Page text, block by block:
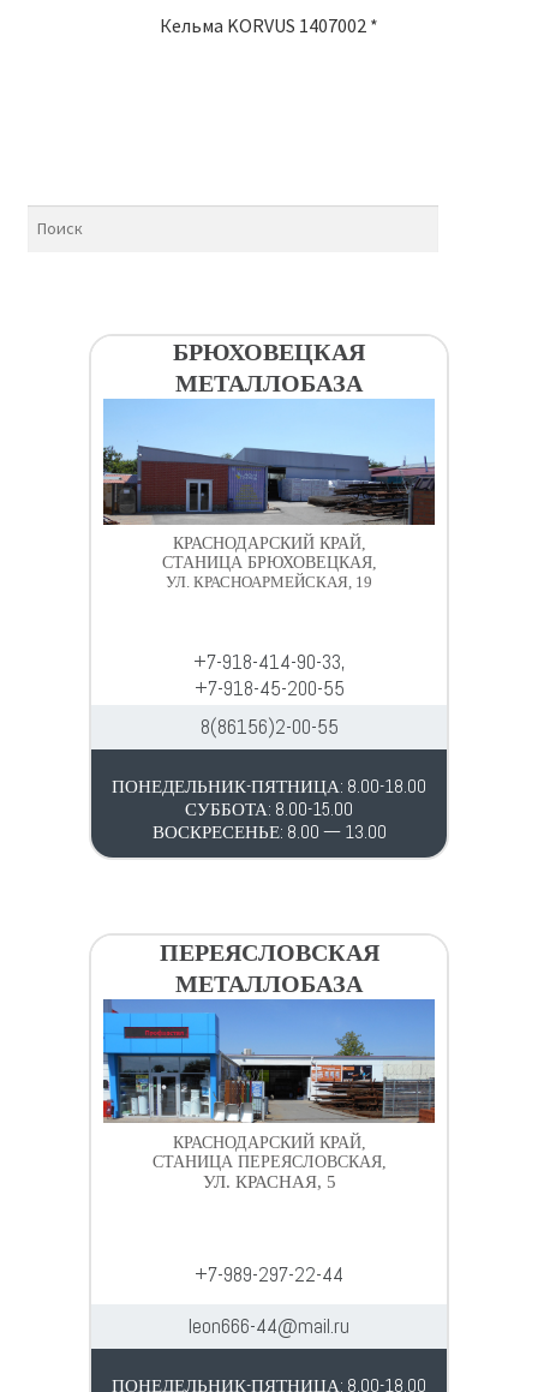
Кельма KORVUS 1407002 *
БРЮХОВЕЦКАЯ
МЕТАЛЛОБАЗА
КРАСНОДАРСКИЙ КРАЙ,
СТАНИЦА БРЮХОВЕЦКАЯ,
УЛ. КРАСНОАРМЕЙСКАЯ, 19
+7-918-414-90-33,
+7-918-45-200-55
8(86156)2-00-55
ПОНЕДЕЛЬНИК-ПЯТНИЦА: 8.00-18.00
СУББОТА: 8.00-15.00
ВОСКРЕСЕНЬЕ: 8.00 — 13.00
ПЕРЕЯСЛОВСКАЯ
МЕТАЛЛОБАЗА
КРАСНОДАРСКИЙ КРАЙ,
СТАНИЦА ПЕРЕЯСЛОВСКАЯ,
УЛ. КРАСНАЯ, 5
+7-989-297-22-44
leon666-44@mail.ru
ПОНЕДЕЛЬНИК-ПЯТНИЦА: 8.00-18.00